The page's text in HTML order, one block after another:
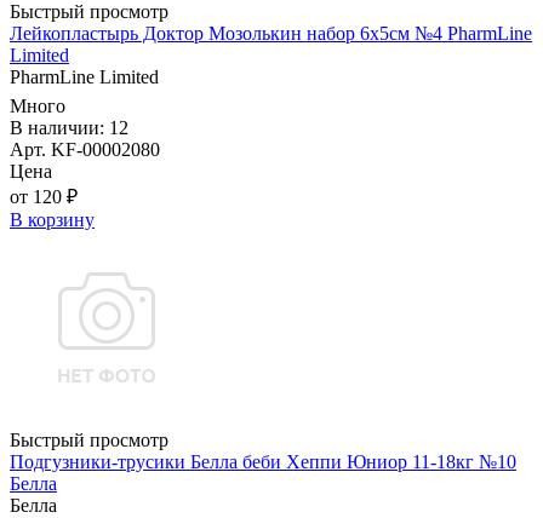
Быстрый просмотр
Лейкопластырь Доктор Мозолькин набор 6х5см №4 PharmLine
Limited
PharmLine Limited
Много
В наличии: 12
Арт. KF-00002080
Цена
от 120 ₽
В корзину
Быстрый просмотр
Подгузники-трусики Белла беби Хеппи Юниор 11-18кг №10
Белла
Белла